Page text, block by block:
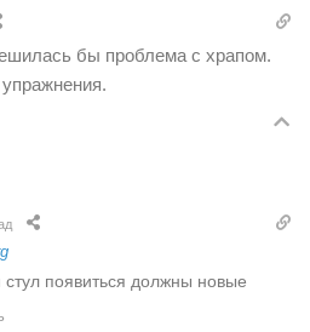
бы проблема с храпом.
появиться должны новые